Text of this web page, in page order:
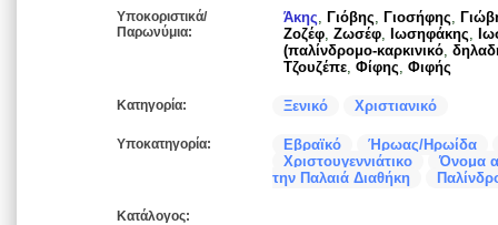
Υποκοριστικά/
Παρωνύμια:
Άκης, Γιόβης, Γιοσήφης,
Ζοζέφ, Ζωσέφ, Ιωσηφάκης,
(παλίνδρομο-καρκινικό,
Τζουζέπε, Φίφης, Φιφής
Κατηγορία: Ξενικό Χριστιανικό
Υποκατηγορία: Εβραϊκό
Ήρωας/Ηρωίδα
Χριστουγεννιάτικο
Όνομα
την Παλαιά Διαθήκη
Κατάλογος: